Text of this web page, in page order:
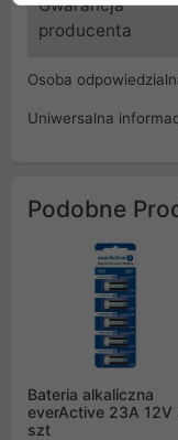
Gwarancja
producenta
Osoba
Uniwersalna
Podobne
Bateria alkaliczna
everActive 23A 12V
szt